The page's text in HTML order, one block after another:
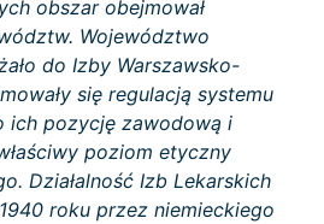
obszar obejmował
Województwo
do Izby Warszawsko-
się regulacją systemu
ich pozycję zawodową i
poziom etyczny
Działalność Izb Lekarskich
roku przez niemieckiego